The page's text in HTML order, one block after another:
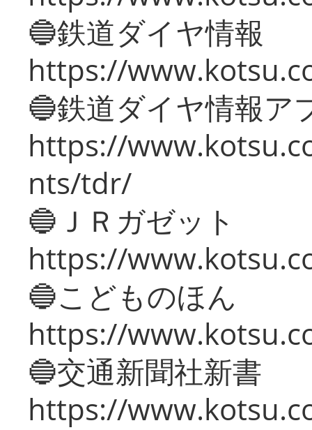
🔵鉄道ダイヤ情報
https://
🔵鉄道ダイヤ情報ア
https://
nts/tdr/
🔵ＪＲガゼット
https://
🔵こどものほん
https://
🔵交通新聞社新書
https://